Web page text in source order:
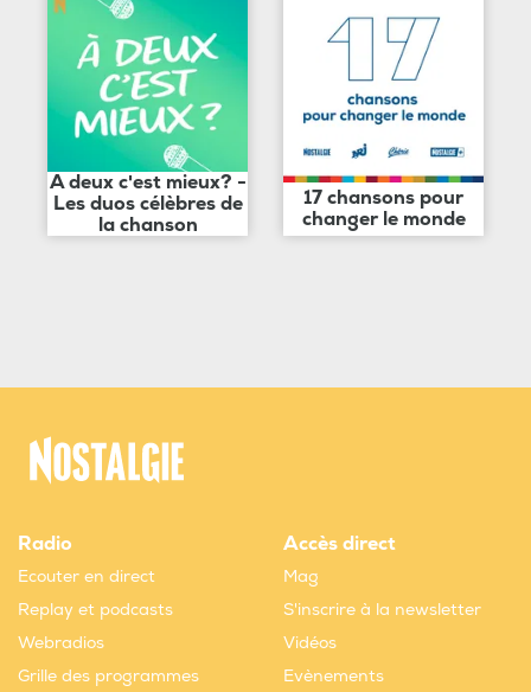
A deux c'est mieux? -
Les duos célèbres de
la chanson
17 chansons pour
changer le monde
Radio
Ecouter en direct
Replay et podcasts
Webradios
Grille des programmes
Accès direct
Mag
S'inscrire à la newsletter
Vidéos
Evènements